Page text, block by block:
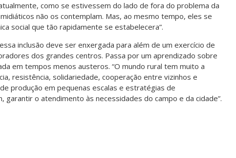
como se estivessem do lado de fora do problema da
não os contemplam. Mas, ao mesmo tempo, eles se
social que tão rapidamente se estabelecera”.
inclusão deve ser enxergada para além de um exercício de
dos grandes centros. Passa por um aprendizado sobre
em tempos menos austeros. “O mundo rural tem muito a
resistência, solidariedade, cooperação entre vizinhos e
produção em pequenas escalas e estratégias de
garantir o atendimento às necessidades do campo e da cidade”.